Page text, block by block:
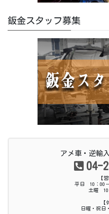
鈑金スタッフ募集
アメ車・逆輸
04-
【
平日 10：00－
土曜 10
【
日曜・祝日